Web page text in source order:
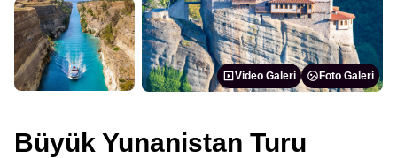
Video Galeri Foto Galeri
Büyük Yunanistan Turu